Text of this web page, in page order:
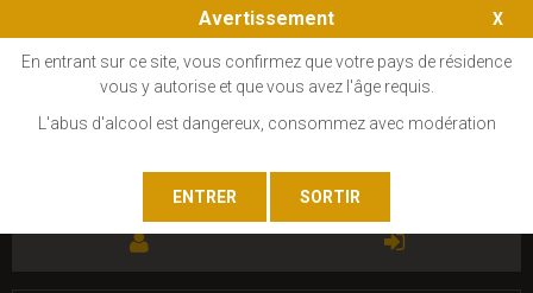
Avertissement
En entrant sur ce site, vous confirmez que votre pays de résidence
vous y autorise et que vous avez l'âge requis.
L'abus d'alcool est dangereux, consommez avec modération